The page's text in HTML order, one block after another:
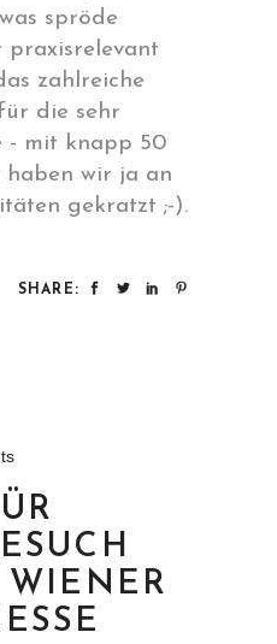
spröde
praxisrelevant
zahlreiche
die sehr
- mit knapp 50
haben wir ja an
gekratzt ;-).
SHARE: